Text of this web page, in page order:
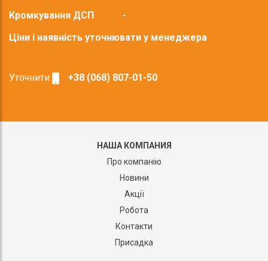
Кромкування ДСП
-
Ціни і наявність уточнювати у менеджера
Уточнити +38 (068) 807-01-50
НАША КОМПАНИЯ
Про компанію
Новини
Акції
Робота
Контакти
Присадка